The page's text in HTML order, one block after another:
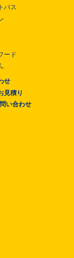
バス
ード
せ
見積り
い合わせ